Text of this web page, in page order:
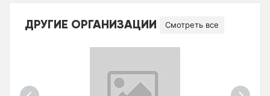
ДРУГИЕ ОРГАНИЗАЦИИ Смотреть все